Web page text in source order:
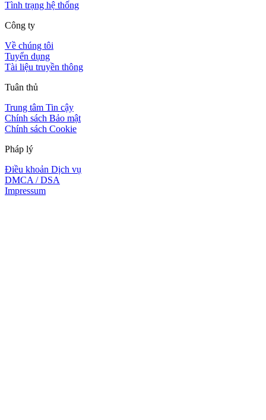
Tình trạng hệ thống
Công ty
Về chúng tôi
Tuyển dụng
Tài liệu truyền thông
Tuân thủ
Trung tâm Tin cậy
Chính sách Bảo mật
Chính sách Cookie
Pháp lý
Điều khoản Dịch vụ
DMCA / DSA
Impressum